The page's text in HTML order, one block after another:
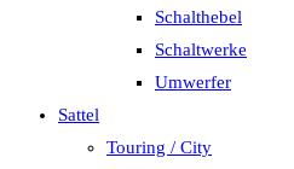
Schalthebel
Schaltwerke
Umwerfer
Sattel
Touring / City